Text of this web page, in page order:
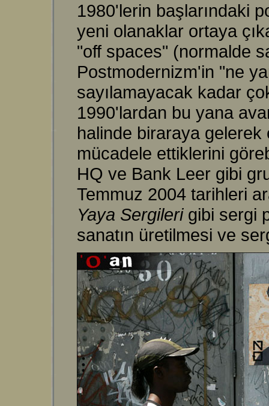
1980'lerin başlarındaki
yeni olanaklar ortaya
"off spaces" (normalde
Postmodernizm'in "ne
sayılamayacak kadar
1990'lardan bu yana
halinde biraraya gelerek
mücadele ettiklerini
HQ ve Bank Leer gibi
Temmuz 2004 tarihleri
Yaya Sergilerigibi sergi
sanatın üretilmesi ve